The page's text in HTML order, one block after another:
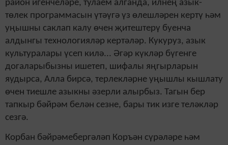
район игенчеләре, тулаем алганда, илнең азык-
төлек программасын үтәүгә үз өлешләрен кертү һәм
уңышны саклап калу өчен җитештерү буенча
алдынгы технологияләр кертәләр. Кукуруз, азык
культуралары үсеп килә... Әгәр күкләр бүгенге
догаларыбызны ишетеп, шифалы яңгырларын
яудырса, Алла бирсә, терлекләрне уңышлы кышлату
өчен тиешле азыкны әзерли алырбыз. Тагын бер
тапкыр бәйрәм белән сезне, бары тик изге теләкләр
сезгә.
Корбан бәйрәмебергәләп Коръән сүрәләре һәм